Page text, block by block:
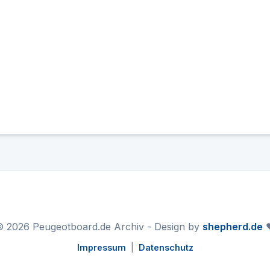
2026 Peugeotboard.de Archiv - Design by shepherd.de
Impressum Datenschutz